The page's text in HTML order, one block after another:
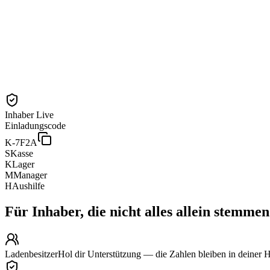
Inhaber Live
Einladungscode
K-7F2A
SKasse
KLager
MManager
HAushilfe
Für Inhaber, die nicht alles allein
LadenbesitzerHol dir Unterstützung — die Zahlen bleiben in deiner